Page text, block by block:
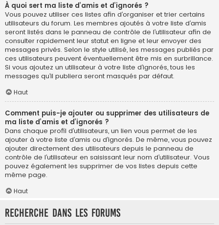
À quoi sert ma liste d’amis et d’ignorés ?
Vous pouvez utiliser ces listes afin d’organiser et trier certains
utilisateurs du forum. Les membres ajoutés à votre liste d’amis
seront listés dans le panneau de contrôle de l’utilisateur afin de
consulter rapidement leur statut en ligne et leur envoyer des
messages privés. Selon le style utilisé, les messages publiés par
ces utilisateurs peuvent éventuellement être mis en surbrillance.
Si vous ajoutez un utilisateur à votre liste d’ignorés, tous les
messages qu’il publiera seront masqués par défaut.
Haut
Comment puis-je ajouter ou supprimer des utilisateurs de
ma liste d’amis et d’ignorés ?
Dans chaque profil d’utilisateurs, un lien vous permet de les
ajouter à votre liste d’amis ou d’ignorés. De même, vous pouvez
ajouter directement des utilisateurs depuis le panneau de
contrôle de l’utilisateur en saisissant leur nom d’utilisateur. Vous
pouvez également les supprimer de vos listes depuis cette
même page.
Haut
Recherche dans les forums